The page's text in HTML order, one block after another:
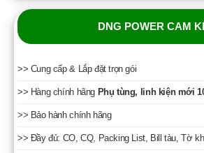
DNG POWER CAM
>> Cung cấp & Lắp đặt trọn gói
>> Hàng chính hãng Phụ tùng, linh kiện mới
>> Bảo hành chính hãng
>> Đầy đủ: CO, CQ, Packing List, Bill tàu, Tờ